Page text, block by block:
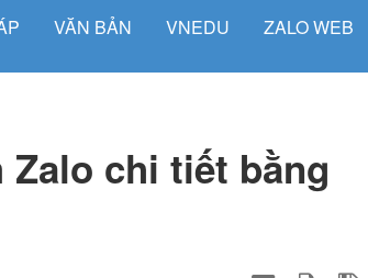
VĂN BẢN VNEDU ZALO WEB
chi tiết bằng